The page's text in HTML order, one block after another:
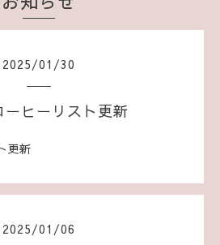
2025/01 /30
ヒーリスト更新
更新
2025/01 /06